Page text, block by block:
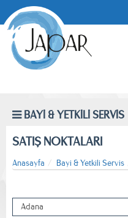
BAYİ & YETKİLİ SERVİS
SATIŞ NOKTALARI
Anasayfa Bayi & Yetkili Servis